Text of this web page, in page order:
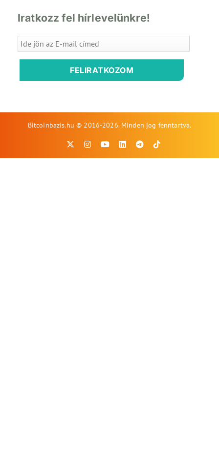
Iratkozz fel hírlevelünkre!
FELIRATKOZOM
Bitcoinbazis.hu © 2016-2026. Minden jog fenntartva.